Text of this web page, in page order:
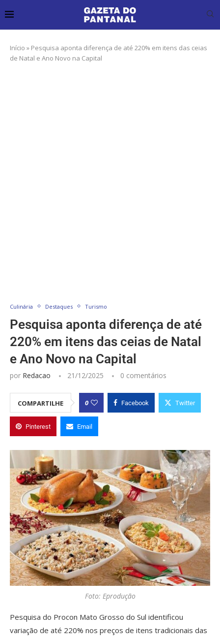
Início » Pesquisa aponta diferença de até 220% em itens das ceias
de Natal e Ano Novo na Capital
Culinária Destaques Turismo
Pesquisa aponta diferença de até
220% em itens das ceias de Natal
e Ano Novo na Capital
por Redacao 21/12/2025 0 comentários
COMPARTILHE 0 Facebook Twitter
Pinterest Email
Foto: Eprodução
Pesquisa do Procon Mato Grosso do Sul identificou
variação de até 220% nos preços de itens tradicionais das